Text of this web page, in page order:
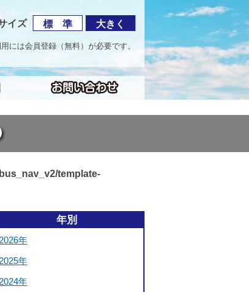
イズ 標 準 大きく
には会員登録（無料）が必要です。
template-
年別
2026年
2025年
2024年